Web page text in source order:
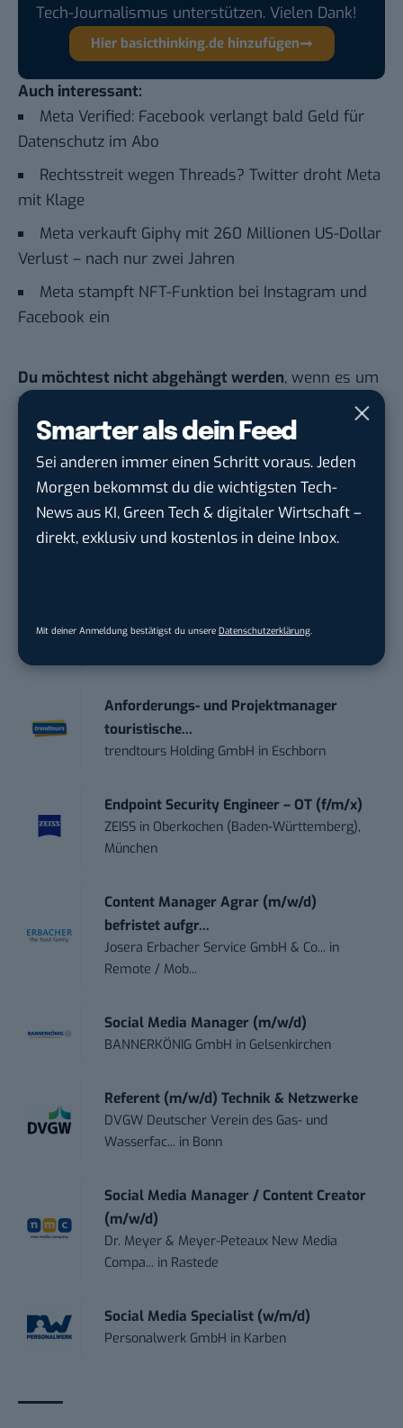
Smarter als dein Feed
Sei anderen immer einen Schritt voraus. Jeden
Morgen bekommst du die wichtigsten Tech-
News aus KI, Green Tech & digitaler Wirtschaft –
direkt, exklusiv und kostenlos in deine Inbox.
Mit deiner Anmeldung bestätigst du unsere Datenschutzerklärung
Tech-Journalismus unterstützen. Vielen Dank!
Hier basicthinking.de hinzufügen
Auch interessant:
Meta Verified: Facebook verlangt bald Geld für
Datenschutz im Abo
Rechtsstreit wegen Threads? Twitter droht Meta
mit Klage
Meta verkauft Giphy mit 260 Millionen US-Dollar
Verlust – nach nur zwei Jahren
Meta stampft NFT-Funktion bei Instagram und
Facebook ein
Du möchtest nicht abgehängt werden, wenn es um
KI, Green Tech und die Tech-Themen von Morgen
geht? Über 12.000 smarte Leser bekommen jeden
Tag UPDATE, unser Tech-Briefing mit den
wichtigsten News des Tages – und sichern sich
damit ihren Vorsprung.
Hier kannst du dich
kostenlos anmelden.
Social Media Content Creator (m/w/d)
Anforderungs- und Projektmanager
touristische...
trendtours Holding GmbH in Eschborn
Endpoint Security Engineer – OT (f/m/x)
ZEISS in Oberkochen (Baden-Württemberg),
München
Content Manager Agrar (m/w/d)
befristet aufgr...
Josera Erbacher Service GmbH & Co... in
Remote / Mob...
Social Media Manager (m/w/d)
BANNERKÖNIG GmbH in Gelsenkirchen
Referent (m/w/d) Technik & Netzwerke
DVGW Deutscher Verein des Gas- und
Wasserfac... in Bonn
Social Media Manager / Content Creator
(m/w/d)
Dr. Meyer & Meyer-Peteaux New Media
Compa... in Rastede
Social Media Specialist (w/m/d)
Personalwerk GmbH in Karben